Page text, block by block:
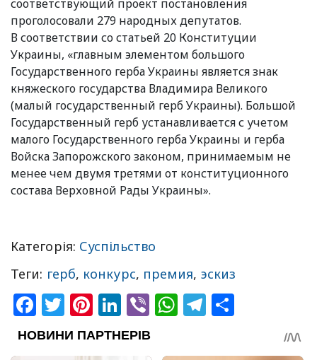
соответствующий проект постановления
проголосовали 279 народных депутатов.
В соответствии со статьей 20 Конституции
Украины, «главным элементом большого
Государственного герба Украины является знак
княжеского государства Владимира Великого
(малый государственный герб Украины). Большой
Государственный герб устанавливается с учетом
малого Государственного герба Украины и герба
Войска Запорожского законом, принимаемым не
менее чем двумя третями от конституционного
состава Верховной Рады Украины».
Категорія: Суспільство
Теги: герб, конкурс, премия, эскиз
Facebook
Twitter
Pinterest
LinkedIn
ViberWhatsApp
Telegram